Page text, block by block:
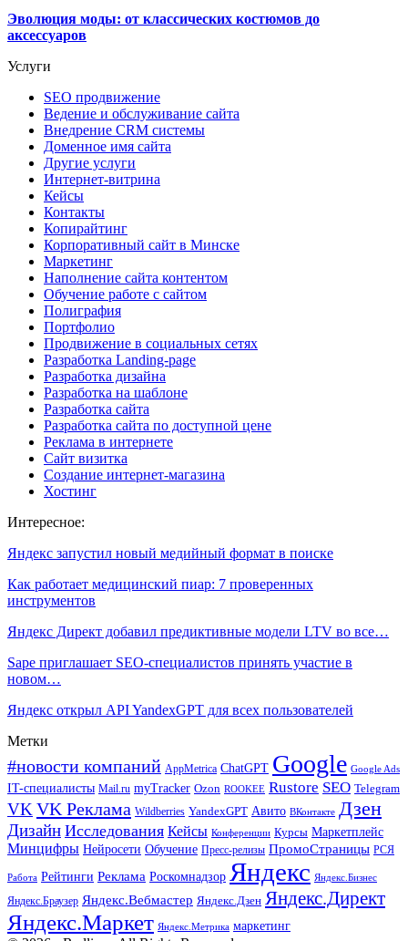
Эволюция моды: от классических костюмов до
аксессуаров
Услуги
SEO продвижение
Ведение и обслуживание сайта
Внедрение CRM системы
Доменное имя сайта
Другие услуги
Интернет-витрина
Кейсы
Контакты
Копирайтинг
Корпоративный сайт в Минске
Маркетинг
Наполнение сайта контентом
Обучение работе с сайтом
Полиграфия
Портфолио
Продвижение в социальных сетях
Разработка Landing-page
Разработка дизайна
Разработка на шаблоне
Разработка сайта
Разработка сайта по доступной цене
Реклама в интернете
Сайт визитка
Создание интернет-магазина
Хостинг
Интересное:
Яндекс запустил новый медийный формат в поиске
Как работает медицинский пиар: 7 проверенных
инструментов
Яндекс Директ добавил предиктивные модели LTV во все…
Sape приглашает SEO-специалистов принять участие в
новом…
Яндекс открыл API YandexGPT для всех пользователей
Метки
#новости компаний AppMetrica ChatGPT Google Google Ads
IT-специалисты Mail.ru myTracker Ozon ROOKEE Rustore SEO Telegram
VK VK Реклама Wildberries YandexGPT Авито ВКонтакте Дзен
Дизайн Исследования Кейсы Конференции Курсы Маркетплейс
Минцифры Нейросети Обучение Пресс-релизы ПромоСтраницы РСЯ
Работа Рейтинги Реклама Роскомнадзор Яндекс Яндекс.Бизнес
Яндекс.Браузер Яндекс.Вебмастер Яндекс.Дзен Яндекс.Директ
Яндекс.Маркет Яндекс.Метрика маркетинг